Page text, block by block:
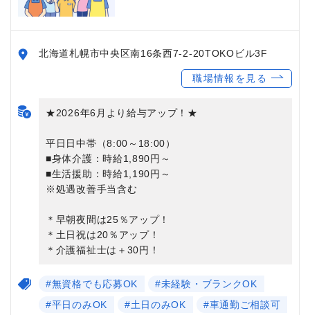
北海道札幌市中央区南16条西7-2-20TOKOビル3F
職場情報を見る
★2026年6月より給与アップ！★
平日日中帯（8:00～18:00）
■身体介護：時給1,890円～
■生活援助：時給1,190円～
※処遇改善手当含む
＊早朝夜間は25％アップ！
＊土日祝は20％アップ！
＊介護福祉士は＋30円！
#無資格でも応募OK
#未経験・ブランクOK
#平日のみOK
#土日のみOK
#車通勤ご相談可